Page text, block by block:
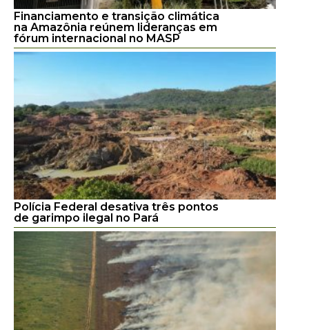
Financiamento e transição climática
na Amazônia reúnem lideranças em
fórum internacional no MASP
Polícia Federal desativa três pontos
de garimpo ilegal no Pará